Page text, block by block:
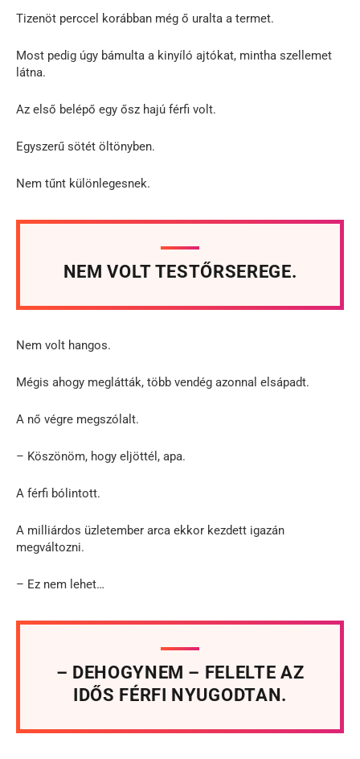
Tizenöt perccel korábban még ő uralta a termet.
Most pedig úgy bámulta a kinyíló ajtókat, mintha szellemet
látna.
Az első belépő egy ősz hajú férfi volt.
Egyszerű sötét öltönyben.
Nem tűnt különlegesnek.
NEM VOLT TESTŐRSEREGE.
Nem volt hangos.
Mégis ahogy meglátták, több vendég azonnal elsápadt.
A nő végre megszólalt.
– Köszönöm, hogy eljöttél, apa.
A férfi bólintott.
A milliárdos üzletember arca ekkor kezdett igazán
megváltozni.
– Ez nem lehet…
– DEHOGYNEM – FELELTE AZ
IDŐS FÉRFI NYUGODTAN.